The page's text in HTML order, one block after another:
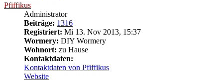
Pfiffikus
Administrator
Beiträge: 1316
Registriert: Mi 13. Nov 2013, 15:37
Wormery: DIY Wormery
Wohnort: zu Hause
Kontaktdaten:
Kontaktdaten von Pfiffikus
Website